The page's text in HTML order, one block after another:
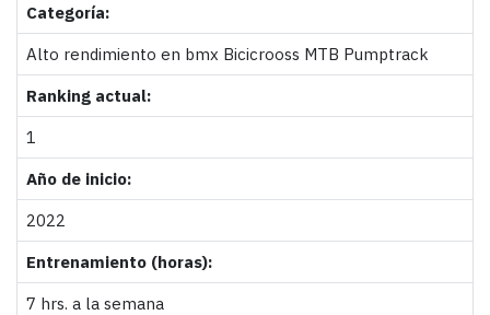
Categoría:
Alto rendimiento en bmx Bicicrooss MTB Pumptrack
Ranking actual:
1
Año de inicio:
2022
Entrenamiento (horas):
7 hrs. a la semana